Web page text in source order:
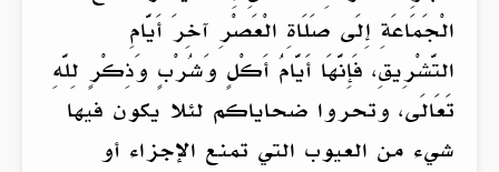
الْجَمَاعَةِ إِلَى صَلَاةِ الْعَصْرِ آخِرَ أَيَّامِ
التَّشْرِيقِ، فَإِنَّهَا أَيَّامُ أَكْلٍ وَشُرْبٍ وَذِكْرٍ لِلَّهِ
تَعَالَى، وتحروا ضحاياكم لئلا يكون فيها
شيء من العيوب التي تمنع الإجزاء أو